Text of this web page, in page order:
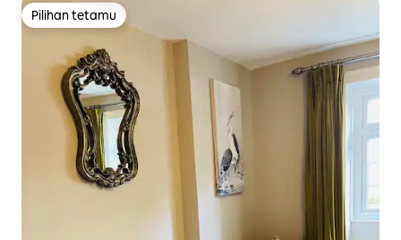
Pilihan tetamu
Pilihan tetamu